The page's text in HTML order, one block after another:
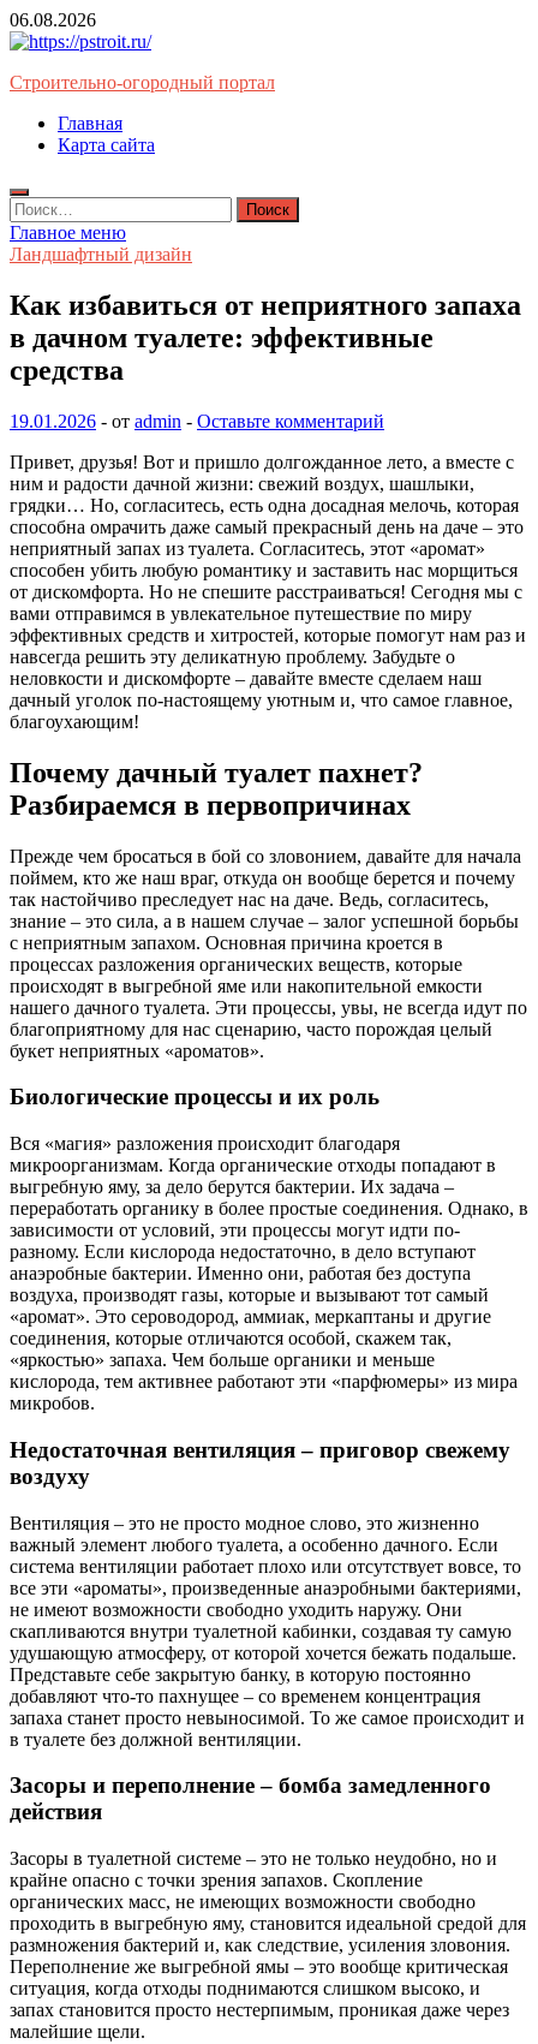
Перейти
к
06.08.2026
Строительно-огородный портал
Главная
Карта сайта
Найти:
Главное меню
Ландшафтный дизайн
Как избавиться от неприятного запаха
в дачном туалете: эффективные
средства
19.01.2026 - от admin - Оставьте комментарий
Привет, друзья! Вот и пришло долгожданное лето, а вместе с
ним и радости дачной жизни: свежий воздух, шашлыки,
грядки… Но, согласитесь, есть одна досадная мелочь, которая
способна омрачить даже самый прекрасный день на даче – это
неприятный запах из туалета. Согласитесь, этот «аромат»
способен убить любую романтику и заставить нас морщиться
от дискомфорта. Но не спешите расстраиваться! Сегодня мы с
вами отправимся в увлекательное путешествие по миру
эффективных средств и хитростей, которые помогут нам раз и
навсегда решить эту деликатную проблему. Забудьте о
неловкости и дискомфорте – давайте вместе сделаем наш
дачный уголок по-настоящему уютным и, что самое главное,
благоухающим!
Почему дачный туалет пахнет?
Разбираемся в первопричинах
Прежде чем бросаться в бой со зловонием, давайте для начала
поймем, кто же наш враг, откуда он вообще берется и почему
так настойчиво преследует нас на даче. Ведь, согласитесь,
знание – это сила, а в нашем случае – залог успешной борьбы
с неприятным запахом. Основная причина кроется в
процессах разложения органических веществ, которые
происходят в выгребной яме или накопительной емкости
нашего дачного туалета. Эти процессы, увы, не всегда идут по
благоприятному для нас сценарию, часто порождая целый
букет неприятных «ароматов».
Биологические процессы и их роль
Вся «магия» разложения происходит благодаря
микроорганизмам. Когда органические отходы попадают в
выгребную яму, за дело берутся бактерии. Их задача –
переработать органику в более простые соединения. Однако, в
зависимости от условий, эти процессы могут идти по-
разному. Если кислорода недостаточно, в дело вступают
анаэробные бактерии. Именно они, работая без доступа
воздуха, производят газы, которые и вызывают тот самый
«аромат». Это сероводород, аммиак, меркаптаны и другие
соединения, которые отличаются особой, скажем так,
«яркостью» запаха. Чем больше органики и меньше
кислорода, тем активнее работают эти «парфюмеры» из мира
микробов.
Недостаточная вентиляция – приговор свежему
воздуху
Вентиляция – это не просто модное слово, это жизненно
важный элемент любого туалета, а особенно дачного. Если
система вентиляции работает плохо или отсутствует вовсе, то
все эти «ароматы», произведенные анаэробными бактериями,
не имеют возможности свободно уходить наружу. Они
скапливаются внутри туалетной кабинки, создавая ту самую
удушающую атмосферу, от которой хочется бежать подальше.
Представьте себе закрытую банку, в которую постоянно
добавляют что-то пахнущее – со временем концентрация
запаха станет просто невыносимой. То же самое происходит и
в туалете без должной вентиляции.
Засоры и переполнение – бомба замедленного
действия
Засоры в туалетной системе – это не только неудобно, но и
крайне опасно с точки зрения запахов. Скопление
органических масс, не имеющих возможности свободно
проходить в выгребную яму, становится идеальной средой для
размножения бактерий и, как следствие, усиления зловония.
Переполнение же выгребной ямы – это вообще критическая
ситуация, когда отходы поднимаются слишком высоко, и
запах становится просто нестерпимым, проникая даже через
малейшие щели.